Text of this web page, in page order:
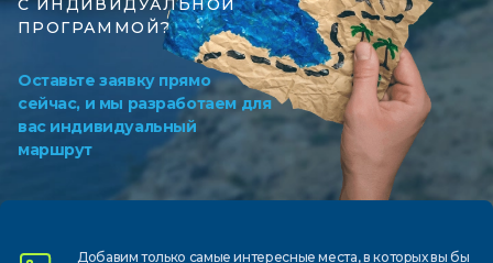
С ИНДИВИДУАЛЬНОЙ
ПРОГРАММОЙ?
Оставьте заявку прямо
сейчас, и мы разработаем для
вас индивидуальный
маршрут
Добавим только самыеинтересные места, в которыхвы бы